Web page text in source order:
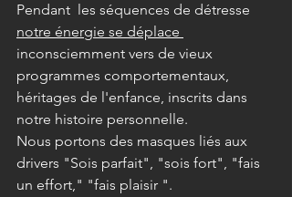
Pendant  les séquences de détresse
notre énergie se déplace
inconsciemment vers de vieux
programmes comportementaux,
héritages de l'enfance, inscrits dans
notre histoire personnelle.
Nous portons des masques liés aux
drivers "Sois parfait", "sois fort", "fais
un effort," "fais plaisir ".